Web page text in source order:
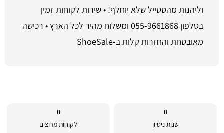
וליהנות מהסטייל שלא יוחלף! • שירות לקוחות זמין
בטלפון 055-9661868 ומשלוח מהיר לכל הארץ • רכישה
מאובטחת והחזרות קלות ב-ShoeSale
0
שנות ניסיון
0
לקוחות מרוצים